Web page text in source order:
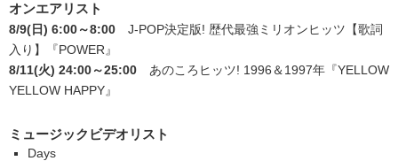
オンエアリスト
8/9(日) 6:00～8:00
J-POP決定版! 歴代最強ミリオンヒッツ【歌詞
入り】
『POWER』
8/11(火) 24:00～25:00
あのころヒッツ! 1996＆1997年 『YELLOW
YELLOW HAPPY』
ミュージックビデオリスト
Days